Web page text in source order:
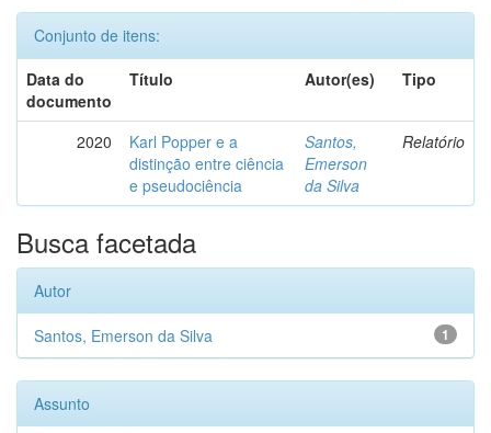
Conjunto de itens:
Data do
documento
Título Autor(es) Tipo
2020
Karl Popper e a
distinção entre ciência
e pseudociência
Santos,
Emerson
da Silva
Relatório
Busca facetada
Autor
1
Santos, Emerson da Silva
Assunto